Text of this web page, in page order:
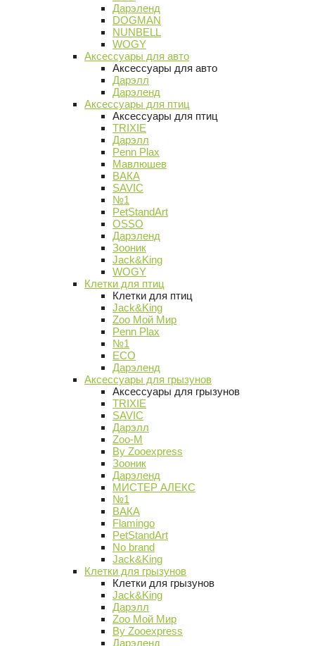
Дарэленд
DOGMAN
NUNBELL
WOGY
Аксессуары для авто
Аксессуары для авто
Дарэлл
Дарэленд
Аксессуары для птиц
Аксессуары для птиц
TRIXIE
Дарэлл
Penn Plax
Мавлюшев
ВАКА
SAVIC
№1
PetStandArt
OSSO
Дарэленд
Зооник
Jack&King
WOGY
Клетки для птиц
Клетки для птиц
Jack&King
Zoo Мой Мир
Penn Plax
№1
ECO
Дарэленд
Аксессуары для грызунов
Аксессуары для грызунов
TRIXIE
SAVIC
Дарэлл
Zoo-M
By Zooexpress
Зооник
Дарэленд
МИСТЕР АЛЕКС
№1
ВАКА
Flamingo
PetStandArt
No brand
Jack&King
Клетки для грызунов
Клетки для грызунов
Jack&King
Дарэлл
Zoo Мой Мир
By Zooexpress
Дарэленд